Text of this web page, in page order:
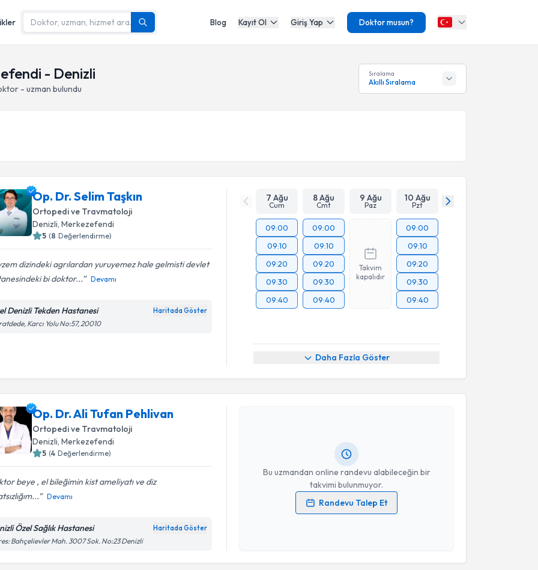
Blog Kayıt Ol Giriş Yap Doktor musun?
- Denizli
- uzman bulundu
Sıralama
Akıllı Sıralama
Op. Dr. Selim Taşkın
Ortopedi ve Travmatoloji
Denizli, Merkezefendi
5 (8 Değerlendirme)
dizindeki agrılardan yuruyemez hale gelmisti devlet
bi doktor...
Devamı
Denizli Tekden Hastanesi Haritada Göster
Karcı Yolu No:57, 20010
7 Ağu
Cum
8 Ağu
Cmt
9 Ağu
Paz
10 Ağu
Pzt
09:00
09:10
09:20
09:30
09:40
09:00
09:10
09:20
09:30
09:40
Takvim
kapalıdır
09:00
09:10
09:20
09:30
09:40
Daha Fazla Göster
Op. Dr. Ali Tufan Pehlivan
Ortopedi ve Travmatoloji
Denizli , Merkezefendi
5 (4 Değerlendirme)
beye , el bileğimin kist ameliyatı ve diz
Devamı
Özel Sağlık Hastanesi Haritada Göster
Bahçelievler Mah. 3007 Sok. No:23 Denizli
Bu uzmandan online randevu alabileceğin bir
takvimi bulunmuyor.
Randevu Talep Et
Randevu Takvimi Talebi
Op. Dr. Ali Tufan Pehlivan
Kişisel verilerimin işlenmesine ilişkinAydınlatma Metni